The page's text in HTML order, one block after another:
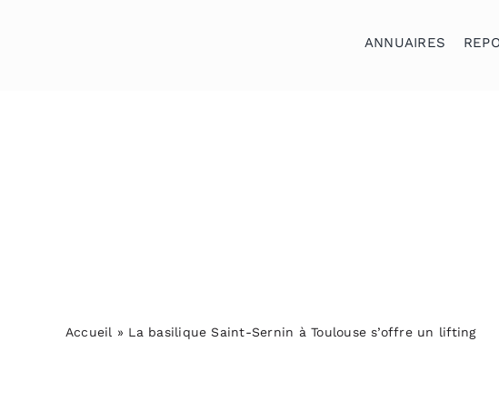
ANNUAIRES
Accueil » La basilique Saint-Sernin à Toulouse s’offre un lifting